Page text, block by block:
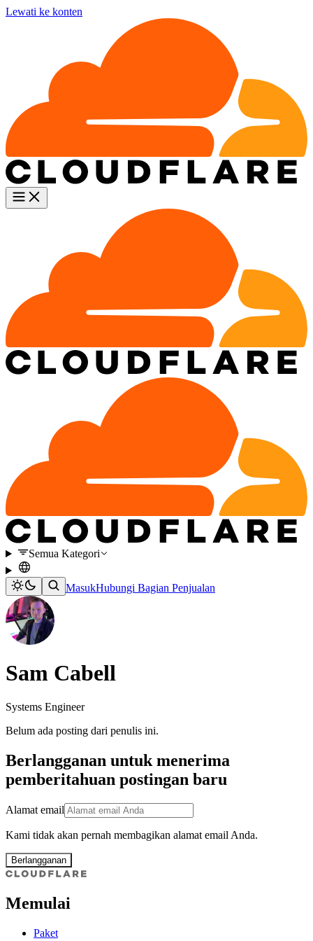
Lewati ke konten
Semua Kategori
MasukHubungi Bagian Penjualan
Sam Cabell
Systems Engineer
Belum ada posting dari penulis ini.
Berlangganan untuk menerima
pemberitahuan postingan baru
Alamat email
Kami tidak akan pernah membagikan alamat email Anda.
Berlangganan
Memulai
Paket